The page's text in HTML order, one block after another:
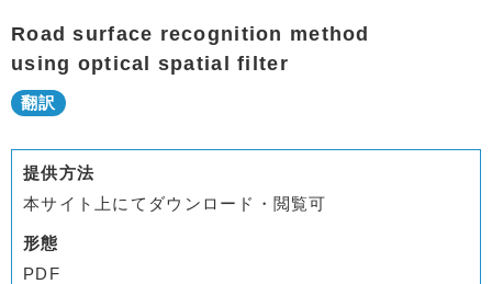
Road surface recognition method
using optical spatial filter
提供方法
本サイト上にてダウンロード・閲覧可
形態
PDF